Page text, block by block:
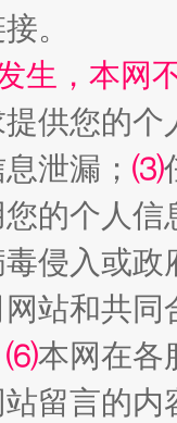
。
生，本网
供您的个
泄漏； ⑶
的个人
侵入或
站和共
⑹本网在各
留言的内